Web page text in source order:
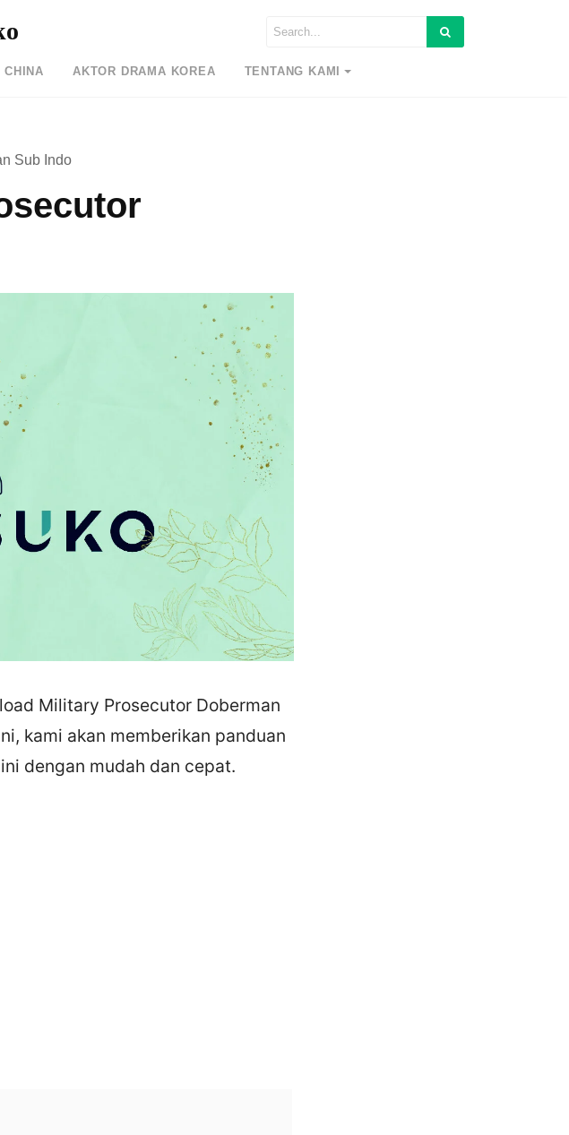
CHINA AKTOR DRAMA KOREA TENTANG KAMI
Sub Indo
Military Prosecutor Doberman
kami akan memberikan panduan
dengan mudah dan cepat.